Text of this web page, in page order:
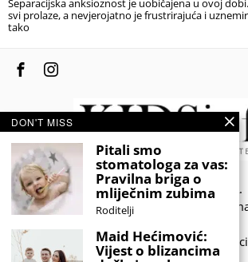
Separacijska anksioznost je uobičajena u ovoj
svi prolaze, a nevjerojatno je frustrirajuća i
tako
© 2020 - KIDSINFO.BA.
Sva prava zadržana. Zabranjeno
Developed by Amar
DON'T MISS
Pitali smo
stomatologa za vas:
Pravilna briga o
mliječnim zubima
Roditelji
Maid Hećimović:
Vijest o blizancima